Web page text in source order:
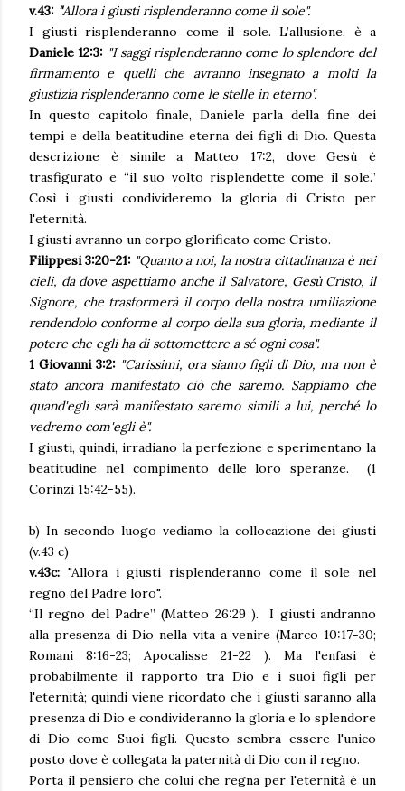
v.43: "Allora i giusti risplenderanno come il sole".
I giusti risplenderanno come il sole. L’allusione, è a
Daniele 12:3: "I saggi risplenderanno come lo splendore del
firmamento e quelli che avranno insegnato a molti la
giustizia risplenderanno come le stelle in eterno".
In questo capitolo finale, Daniele parla della fine dei
tempi e della beatitudine eterna dei figli di Dio. Questa
descrizione è simile a Matteo 17:2, dove Gesù è
trasfigurato e “il suo volto risplendette come il sole.”
Così i giusti condivideremo la gloria di Cristo per
l'eternità.
I giusti avranno un corpo glorificato come Cristo.
Filippesi 3:20-21: "Quanto a noi, la nostra cittadinanza è nei
cieli, da dove aspettiamo anche il Salvatore, Gesù Cristo, il
Signore, che trasformerà il corpo della nostra umiliazione
rendendolo conforme al corpo della sua gloria, mediante il
potere che egli ha di sottomettere a sé ogni cosa".
1 Giovanni 3:2: "Carissimi, ora siamo figli di Dio, ma non è
stato ancora manifestato ciò che saremo. Sappiamo che
quand'egli sarà manifestato saremo simili a lui, perché lo
vedremo com'egli è".
I giusti, quindi, irradiano la perfezione e sperimentano la
beatitudine nel compimento delle loro speranze. (1
Corinzi 15:42-55).
b) In secondo luogo vediamo la collocazione dei giusti
(v.43 c)
v.43c: "Allora i giusti risplenderanno come il sole nel
regno del Padre loro".
“Il regno del Padre” (Matteo 26:29 ). I giusti andranno
alla presenza di Dio nella vita a venire (Marco 10:17-30;
Romani 8:16-23; Apocalisse 21-22 ). Ma l'enfasi è
probabilmente il rapporto tra Dio e i suoi figli per
l'eternità; quindi viene ricordato che i giusti saranno alla
presenza di Dio e condivideranno la gloria e lo splendore
di Dio come Suoi figli. Questo sembra essere l'unico
posto dove è collegata la paternità di Dio con il regno.
Porta il pensiero che colui che regna per l'eternità è un